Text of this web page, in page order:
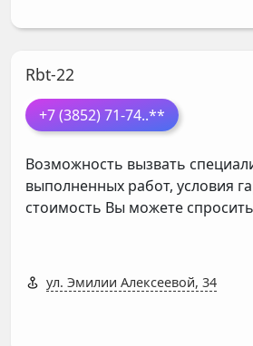
Rbt-22
+7 (3852) 71-74..**
Возможность вызвать
выполненных работ, условия
стоимость Вы можете
ул. Эмилии Алексеевой, 34